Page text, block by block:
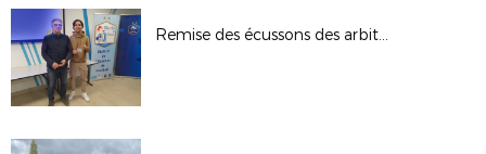
Remise des écussons des arbitres 2023